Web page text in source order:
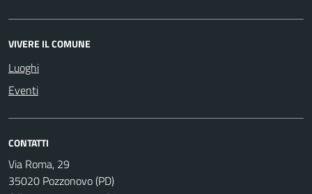
VIVERE IL COMUNE
Luoghi
Eventi
CONTATTI
Via Roma, 29
35020 Pozzonovo (PD)